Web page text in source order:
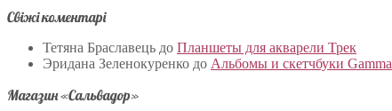
Свіжі коментарі
Тетяна Браславець до Планшеты для акварели Трек
Эридана Зеленокуренко до Альбомы и скетчбуки Gamma
Магазин «Сальвадор»